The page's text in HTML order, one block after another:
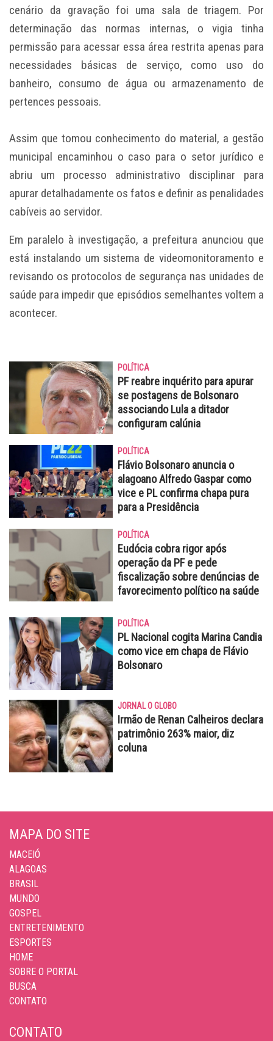
cenário da gravação foi uma sala de triagem. Por
determinação das normas internas, o vigia tinha
permissão para acessar essa área restrita apenas para
necessidades básicas de serviço, como uso do
banheiro, consumo de água ou armazenamento de
pertences pessoais.
Assim que tomou conhecimento do material, a gestão
municipal encaminhou o caso para o setor jurídico e
abriu um processo administrativo disciplinar para
apurar detalhadamente os fatos e definir as penalidades
cabíveis ao servidor.
Em paralelo à investigação, a prefeitura anunciou que
está instalando um sistema de videomonitoramento e
revisando os protocolos de segurança nas unidades de
saúde para impedir que episódios semelhantes voltem a
acontecer.
POLÍTICA
PF reabre inquérito para apurar
se postagens de Bolsonaro
associando Lula a ditador
configuram calúnia
POLÍTICA
Flávio Bolsonaro anuncia o
alagoano Alfredo Gaspar como
vice e PL confirma chapa pura
para a Presidência
POLÍTICA
Eudócia cobra rigor após
operação da PF e pede
fiscalização sobre denúncias de
favorecimento político na saúde
POLÍTICA
PL Nacional cogita Marina Candia
como vice em chapa de Flávio
Bolsonaro
JORNAL O GLOBO
Irmão de Renan Calheiros declara
patrimônio 263% maior, diz
coluna
MAPA DO SITE
MACEIÓ
ALAGOAS
BRASIL
MUNDO
GOSPEL
ENTRETENIMENTO
ESPORTES
HOME
SOBRE O PORTAL
BUSCA
CONTATO
CONTATO